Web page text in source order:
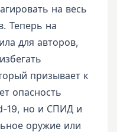
на весь
Теперь на
для авторов,
призывает к
опасность
19, но и СПИД и
оружие или